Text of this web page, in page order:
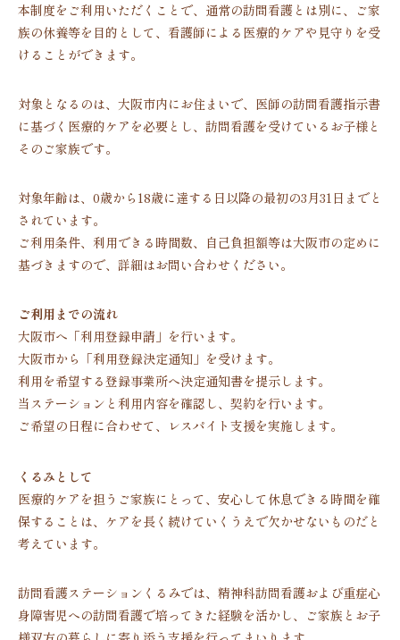
本制度をご利用いただくことで、通常の訪問看護とは別に、ご家
族の休養等を目的として、看護師による医療的ケアや見守りを受
けることができます。
対象となるのは、大阪市内にお住まいで、医師の訪問看護指示書
に基づく医療的ケアを必要とし、訪問看護を受けているお子様と
そのご家族です。
対象年齢は、0歳から18歳に達する日以降の最初の3月31日までと
されています。
ご利用条件、利用できる時間数、自己負担額等は大阪市の定めに
基づきますので、詳細はお問い合わせください。
ご利用までの流れ
大阪市へ「利用登録申請 」を行います。
大阪市から「利用登録決定通知」を受けます。
利用を希望する登録事業所へ決定通知書を提示します。
当ステーションと利用内容を確認し、契約を行います。
ご希望の日程に合わせて、レスパイト支援を実施します。
くるみとして
医療的ケアを担うご家族にとって、安心して休息できる時間を確
保することは、ケアを長く続けていくうえで欠かせないものだと
考えています。
訪問看護ステーションくるみでは、精神科訪問看護および重症心
身障害児への訪問看護で培ってきた経験を活かし、ご家族とお子